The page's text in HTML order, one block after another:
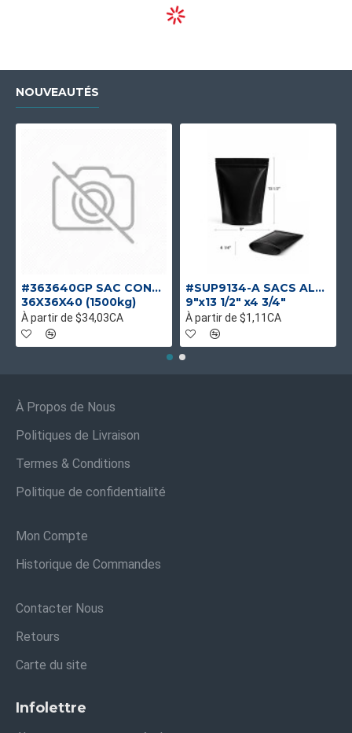
NOUVEAUTÉS
#363640GP SAC CONTENEUR GOUL/PLAT UV UNIQUE
36X36X40 (1500kg)
À partir de $34,03CA
#SUP9134-A SACS ALUMINIUM NOIR MAT DEBOUT
9"x13 1/2" x4 3/4"
À partir de $1,11CA
À Propos de Nous
Politiques de Livraison
Termes & Conditions
Politique de confidentialité
Mon Compte
Historique de Commandes
Contacter Nous
Retours
Carte du site
Infolettre